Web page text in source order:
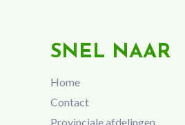
SNEL NAAR
Home
Contact
Provinciale afdelingen